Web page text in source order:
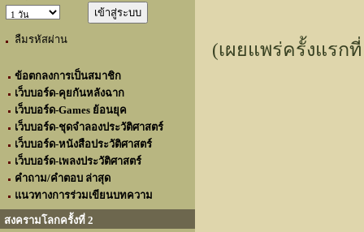
ลืมรหัสผ่าน
ข้อตกลงการเป็นสมาชิก
เว็บบอร์ด-คุยกันหลังฉาก
เว็บบอร์ด-Games ย้อนยุค
เว็บบอร์ด-ชุดจำลองประวัติศาสตร์
เว็บบอร์ด-หนังสือประวัติศาสตร์
เว็บบอร์ด-เพลงประวัติศาสตร์
คำถาม/คำตอบ ล่าสุด
แนวทางการร่วมเขียนบทความ
สงครามโลกครั้งที่ 2
(เผยแพร่ครั้งแรกที่